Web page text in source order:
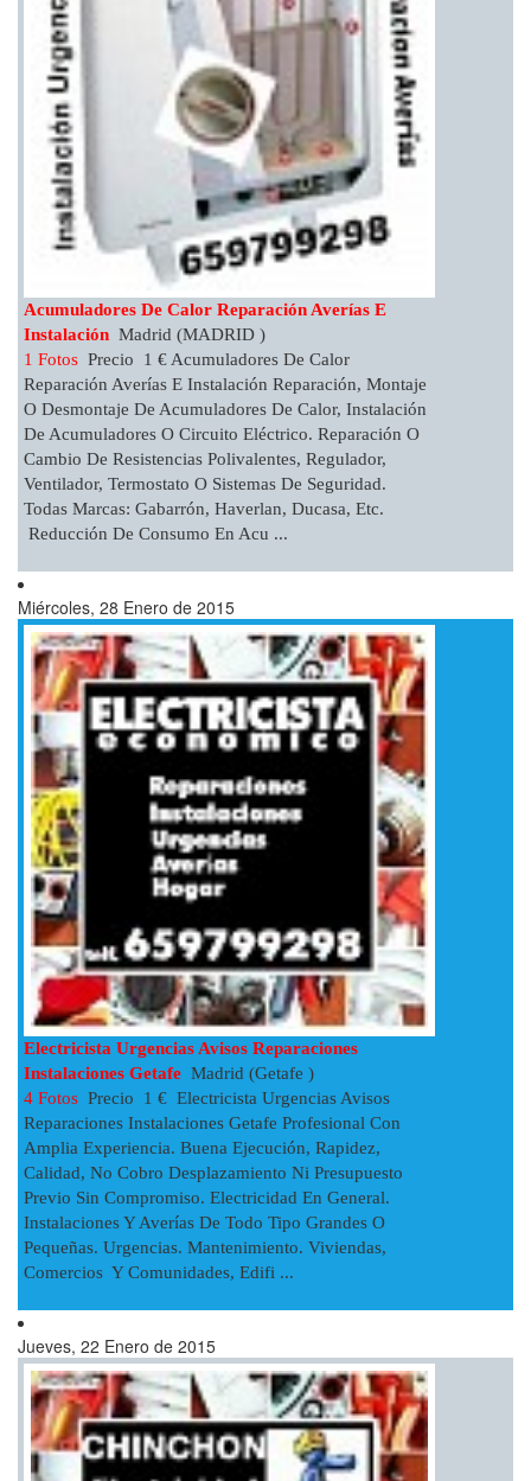
Acumuladores De Calor Reparación Averías E
Instalación Madrid (MADRID )
1 Fotos Precio 1 € Acumuladores De Calor
Reparación Averías E Instalación Reparación, Montaje
O Desmontaje De Acumuladores De Calor, Instalación
De Acumuladores O Circuito Eléctrico. Reparación O
Cambio De Resistencias Polivalentes, Regulador,
Ventilador, Termostato O Sistemas De Seguridad.
Todas Marcas: Gabarrón, Haverlan, Ducasa, Etc.
Reducción De Consumo En Acu ...
Miércoles, 28 Enero de 2015
Electricista Urgencias Avisos Reparaciones
Instalaciones Getafe Madrid (Getafe )
4 Fotos Precio 1 € Electricista Urgencias Avisos
Reparaciones Instalaciones Getafe Profesional Con
Amplia Experiencia. Buena Ejecución, Rapidez,
Calidad, No Cobro Desplazamiento Ni Presupuesto
Previo Sin Compromiso. Electricidad En General.
Instalaciones Y Averías De Todo Tipo Grandes O
Pequeñas. Urgencias. Mantenimiento. Viviendas,
Comercios Y Comunidades, Edifi ...
Jueves, 22 Enero de 2015